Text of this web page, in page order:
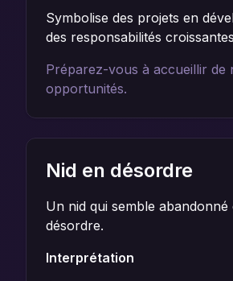
Symbolise des projets en
des responsabilités
Préparez-vous à accueillir de
opportunités.
Nid en désordre
Un nid qui semble abandonné
désordre.
Interprétation